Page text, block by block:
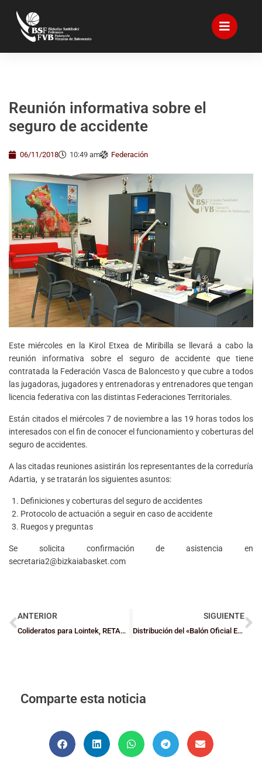
Reunión informativa sobre el
seguro de accidente
06/11/2018 10:49 am Federación
Este miércoles en la Kirol Etxea de Miribilla se llevará a cabo la
reunión informativa sobre el seguro de accidente que tiene
contratada la Federación Vasca de Baloncesto y que cubre a todos
las jugadoras, jugadores y entrenadoras y entrenadores que tengan
licencia federativa con las distintas Federaciones Territoriales.
Están citados el miércoles 7 de noviembre a las 19 horas todos los
interesados con el fin de conocer el funcionamiento y coberturas del
seguro de accidentes.
A las citadas reuniones asistirán los representantes de la correduría
Adartia, y se tratarán los siguientes asuntos:
Definiciones y coberturas del seguro de accidentes
Protocolo de actuación a seguir en caso de accidente
Ruegos y preguntas
Se solicita confirmación de asistencia en
secretaria2@bizkaiabasket.com
ANTERIOR
Colideratos para Lointek, RETAbet y Zornotza y un fin de semana de pleno de victorias
SIGUIENTE
Distribución del «Balón Oficial Escolar» para la temporada 2018/2019
Comparte esta noticia